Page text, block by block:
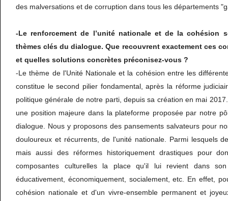
des malversations et de corruption dans tous les départements
-Le renforcement de l’unité nationale et de la cohésion
thèmes clés du dialogue. Que recouvrent exactement ces
et quelles solutions concrètes préconisez-vous ?
-Le thème de l'Unité Nationale et la cohésion entre les
constitue le second pilier fondamental, après la réforme
politique générale de notre parti, depuis sa création en mai
une position majeure dans la plateforme proposée par notre
dialogue. Nous y proposons des pansements salvateurs pour
douloureux et récurrents, de l'unité nationale. Parmi lesquels
mais aussi des réformes historiquement drastiques pour
composantes culturelles la place qu'il lui revient dans son
éducativement, économiquement, socialement, etc. En effet,
cohésion nationale et d'un vivre-ensemble permanent et